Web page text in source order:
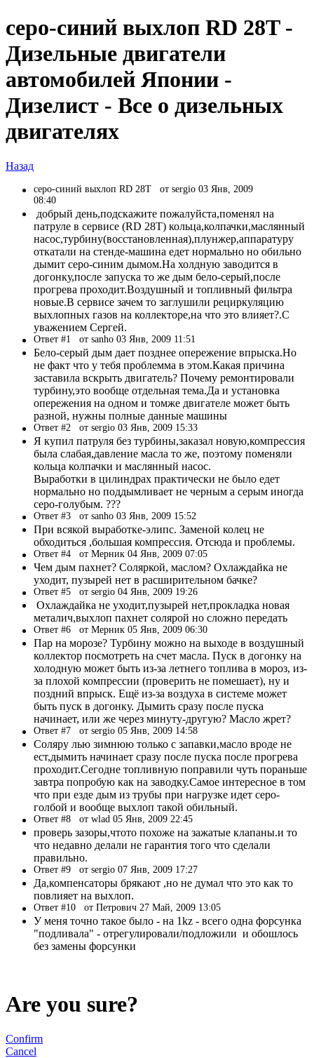
серо-синий выхлоп RD 28T -
Дизельные двигатели
автомобилей Японии -
Дизелист - Все о дизельных
двигателях
Назад
серо-синий выхлоп RD 28T от sergio 03 Янв, 2009
08:40
добрый день,подскажите пожалуйста,поменял на
патруле в сервисе (RD 28T) кольца,колпачки,маслянный
насос,турбину(восстановленная),плунжер,аппаратуру
откатали на стенде-машина едет нормально но обильно
дымит серо-синим дымом.На холдную заводится в
догонку,после запуска то же дым бело-серый,после
прогрева проходит.Воздушный и топливный фильтра
новые.В сервисе зачем то заглушили рециркуляцию
выхлопных газов на коллекторе,на что это влияет?.С
уважением Сергей.
Ответ #1 от sanho 03 Янв, 2009 11:51
Бело-серый дым дает позднее опережение впрыска.Но
не факт что у тебя проблемма в этом.Какая причина
заставила вскрыть двигатель? Почему ремонтировали
турбину,это вообще отдельная тема.Да и установка
опережения на одном и томже двигателе может быть
разной, нужны полные данные машины
Ответ #2 от sergio 03 Янв, 2009 15:33
Я купил патруля без турбины,заказал новую,компрессия
была слабая,давление масла то же, поэтому поменяли
кольца колпачки и маслянный насос.
Выработки в цилиндрах практически не было едет
нормально но поддымливает не черным а серым иногда
серо-голубым. ???
Ответ #3 от sanho 03 Янв, 2009 15:52
При всякой выработке-элипс. Заменой колец не
обходиться ,большая компрессия. Отсюда и проблемы.
Ответ #4 от Мерник 04 Янв, 2009 07:05
Чем дым пахнет? Соляркой, маслом? Охлаждайка не
уходит, пузырей нет в расширительном бачке?
Ответ #5 от sergio 04 Янв, 2009 19:26
Охлаждайка не уходит,пузырей нет,прокладка новая
металич,выхлоп пахнет солярой но сложно передать
Ответ #6 от Мерник 05 Янв, 2009 06:30
Пар на морозе? Турбину можно на выходе в воздушный
коллектор посмотреть на счет масла. Пуск в догонку на
холодную может быть из-за летнего топлива в мороз, из-
за плохой компрессии (проверить не помешает), ну и
поздний впрыск. Ещё из-за воздуха в системе может
быть пуск в догонку. Дымить сразу после пуска
начинает, или же через минуту-другую? Масло жрет?
Ответ #7 от sergio 05 Янв, 2009 14:58
Соляру лью зимнюю только с запавки,масло вроде не
ест,дымить начинает сразу после пуска после прогрева
проходит.Сегодне топливную поправили чуть пораньше
завтра попробую как на заводку.Самое интересное в том
что при езде дым из трубы при нагрузке идет серо-
голбой и вообще выхлоп такой обильный.
Ответ #8 от wlad 05 Янв, 2009 22:45
проверь зазоры,чтото похоже на зажатые клапаны.и то
что недавно делали не гарантия того что сделали
правильно.
Ответ #9 от sergio 07 Янв, 2009 17:27
Да,компенсаторы брякают ,но не думал что это как то
повлияет на выхлоп.
Ответ #10 от Петрович 27 Май, 2009 13:05
У меня точно такое было - на 1kz - всего одна форсунка
"подливала" - отрегулировали/подложили и обошлось
без замены форсунки
Are you sure?
Confirm
Cancel